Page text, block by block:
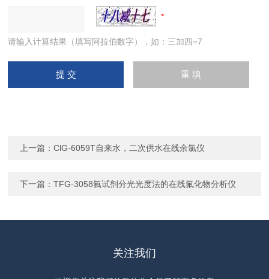
请输入计算结果（填写阿拉伯数字），如：三加四=7
上一篇：ClG-6059T自来水，二次供水在线余氯仪
下一篇：TFG-3058氟试剂分光光度法的在线氟化物分析仪
关注我们